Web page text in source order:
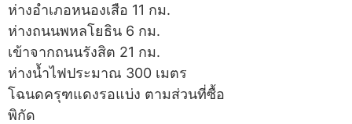
ห่างอำเภอหนองเสือ 11 กม.
ห่างถนนพหลโยธิน 6 กม.
เข้าจากถนนรังสิต 21 กม.
ห่างน้ำไฟประมาณ 300 เมตร
โฉนดครุฑแดงรอแบ่ง ตามส่วนที่ซื้อ
พิกัด